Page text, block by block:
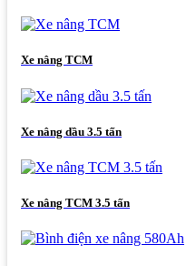
Xe nâng TCM
Xe nâng dầu 3.5 tấn
Xe nâng TCM 3.5 tấn